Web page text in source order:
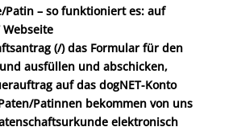
Patin – so funktioniert es: auf
(/) das Formular für den
ausfüllen und abschicken,
auf das dogNET-Konto
Patinnen bekommen von uns
elektronisch